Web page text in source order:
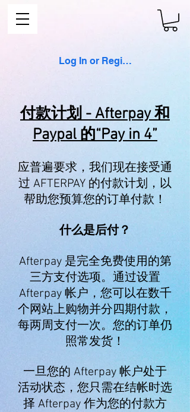
Log In or Register
付款计划 - Afterpay 和
Paypal 的“Pay in 4”
应普遍要求，我们现在接受通
过 AFTERPAY 的付款计划，以
帮助您预算您的订单付款！
什么是后付？
Afterpay 是完全免费使用的第
三方支付选项。通过设置
Afterpay 帐户，您可以在数千
个网站上购物并分四期付款，
每两周支付一次。您的订单仍
照常发货！
一旦您的 Afterpay 帐户处于
活动状态，您只需在结帐时选
择 Afterpay 作为您的付款方